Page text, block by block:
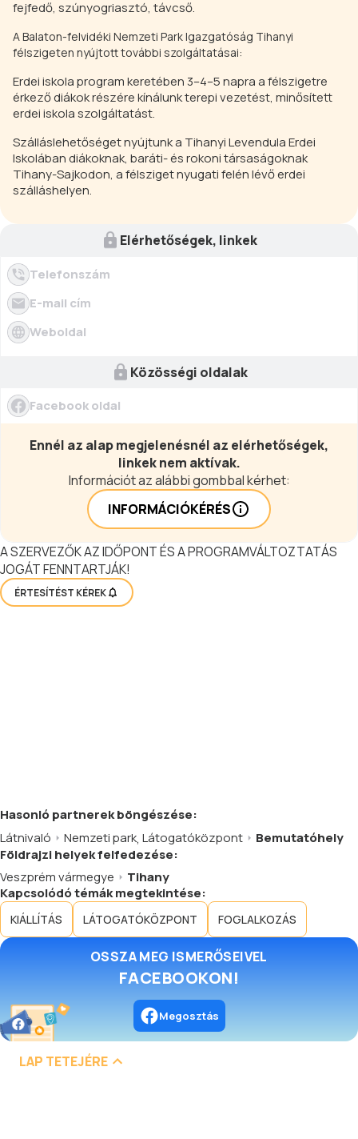
fejfedő, szúnyogriasztó, távcső.
A Balaton-felvidéki Nemzeti Park Igazgatóság Tihanyi
félszigeten nyújtott további szolgáltatásai:
Erdei iskola program keretében 3–4–5 napra a félszigetre
érkező diákok részére kínálunk terepi vezetést, minősített
erdei iskola szolgáltatást.
Szálláslehetőséget nyújtunk a Tihanyi Levendula Erdei
Iskolában diákoknak, baráti- és rokoni társaságoknak
Tihany-Sajkodon, a félsziget nyugati felén lévő erdei
szálláshelyen.
Elérhetőségek, linkek
Telefonszám
E-mail cím
Weboldal
Közösségi oldalak
Facebook oldal
Ennél az alap megjelenésnél az elérhetőségek,
linkek nem aktívak.
Információt az alábbi gombbal kérhet:
INFORMÁCIÓKÉRÉS
A SZERVEZŐK AZ IDŐPONT ÉS A PROGRAMVÁLTOZTATÁS
JOGÁT FENNTARTJÁK!
ÉRTESÍTÉST KÉREK
Hasonló partnerekböngészése:
Látnivaló
Nemzeti park, Látogatóközpont
Bemutatóhely
Földrajzi helyek felfedezése:
Veszprém vármegye
Tihany
Kapcsolódó témák megtekintése:
KIÁLLÍTÁS LÁTOGATÓKÖZPONT FOGLALKOZÁS
OSSZA MEG ISMERŐSEIVEL
FACEBOOKON!
Megosztás
LAP TETEJÉRE